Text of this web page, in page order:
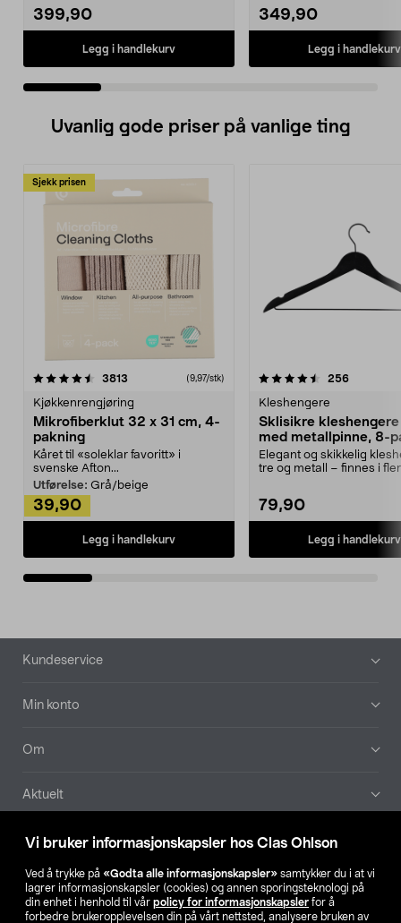
Vi bruker informasjonskapsler hos Clas Ohlson
Ved å trykke på «Godta alle informasjonskapsler» samtykker du i at vi
lagrer informasjonskapsler (cookies) og annen sporingsteknologi på
din enhet i henhold til vår policy for informasjonskapsler for å
forbedre brukeropplevelsen din på vårt nettsted, analysere bruken av
399,90
Legg i handlekurv
349,90
Legg i handlekurv
Uvanlig gode priser på vanlige ting
Sjekk prisen
3813 anmeldelser(9,97/stk)
Kjøkkenrengjøring
Mikrofiberklut 32 x 31 cm, 4-
pakning
Kåret til «soleklar favoritt» i
svenske Afton...
Utførelse: Grå/beige
39,90
Legg i handlekurv
4.5av 5 stjerner 256
Kleshengere
Sklisikre
med metallpinne, 8-
Elegant og skikkelig
tre og metall – finnes i
79,90
Legg i handlekurv
4.5av 5 stjerner
Bunntekst
Kundeservice
Min konto
Om
Aktuelt
Våre selskaper
Finn din butikk